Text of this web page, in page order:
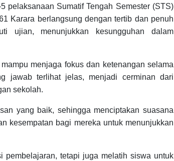
pelaksanaan Sumatif Tengah Semester (STS)
Karara berlangsung dengan tertib dan penuh
ujian, menunjukkan kesungguhan dalam
menjaga fokus dan ketenangan selama
jawab terlihat jelas, menjadi cerminan dari
sekolah.
yang baik, sehingga menciptakan suasana
kesempatan bagi mereka untuk menunjukkan
tetapi juga melatih siswa untuk